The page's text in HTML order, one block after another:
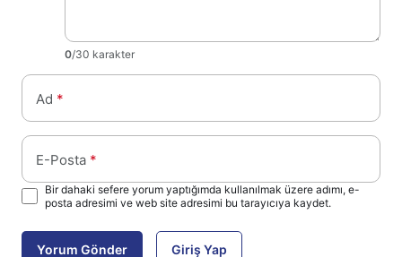
0/30 karakter
Ad *
E-Posta *
Bir dahaki sefere yorum yaptığımda kullanılmak üzere adımı, e-
posta adresimi ve web site adresimi bu tarayıcıya kaydet.
Yorum Gönder Giriş Yap